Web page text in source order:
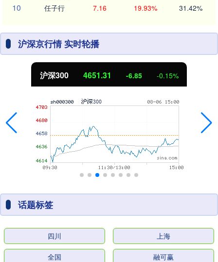
10 任子行 7.16 19.93% 31.42%
沪深京行情 实时轮播
沪深300 4651.31 -6.85 -0.15%
话题标签
四川 上海
全国 融可赢